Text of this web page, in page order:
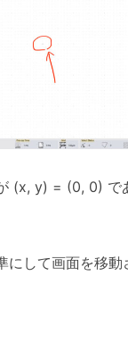
(x, y) = (0, 0) で
にして画面を移動